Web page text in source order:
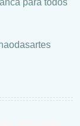
para todos